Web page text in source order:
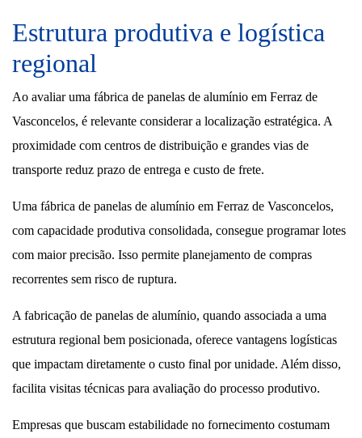
Estrutura produtiva e logística
regional
Ao avaliar uma fábrica de panelas de alumínio em Ferraz de
Vasconcelos, é relevante considerar a localização estratégica. A
proximidade com centros de distribuição e grandes vias de
transporte reduz prazo de entrega e custo de frete.
Uma fábrica de panelas de alumínio em Ferraz de Vasconcelos,
com capacidade produtiva consolidada, consegue programar lotes
com maior precisão. Isso permite planejamento de compras
recorrentes sem risco de ruptura.
A fabricação de panelas de alumínio, quando associada a uma
estrutura regional bem posicionada, oferece vantagens logísticas
que impactam diretamente o custo final por unidade. Além disso,
facilita visitas técnicas para avaliação do processo produtivo.
Empresas que buscam estabilidade no fornecimento costumam